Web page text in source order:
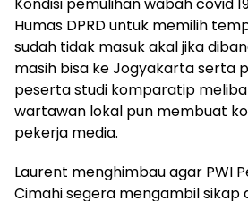
Humas DPRD untuk memilih
sudah tidak masuk akal jika
masih bisa ke Jogyakarta serta
peserta studi komparatip
wartawan lokal pun membuat
pekerja media.
Laurent menghimbau agar PWI
Cimahi segera mengambil sikap